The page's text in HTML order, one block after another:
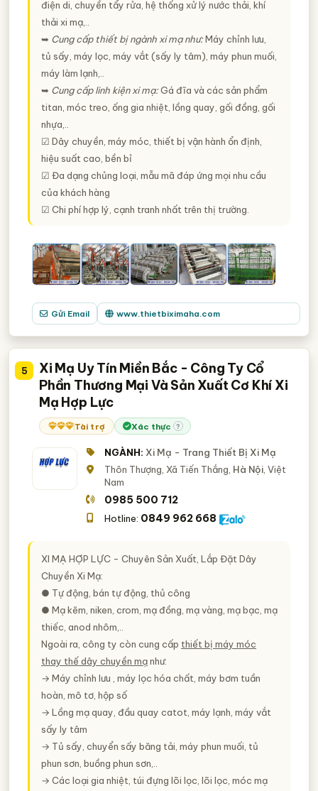
điện di, chuyền tẩy rửa, hệ thống xử lý nước thải, khí
thải xi mạ,..
➥ Cung cấp thiết bị ngành xi mạ như:Máy chỉnh lưu,
tủ sấy, máy lọc, máy vắt (sấy ly tâm), máy phun muối,
máy làm lạnh,..
➥ Cung cấp linh kiện xi mạ:Gá đĩa và các sản phẩm
titan, móc treo, ống gia nhiệt, lồng quay, gối đồng, gối
nhựa,..
☑ Dây chuyền, máy móc, thiết bị vận hành ổn định,
hiệu suất cao, bền bỉ
☑ Đa dạng chủng loại, mẫu mã đáp ứng mọi nhu cầu
của khách hàng
☑ Chi phí hợp lý, cạnh tranh nhất trên thị trường.
Gửi Email www.thietbiximaha.com
5
Xi Mạ Uy Tín Miền Bắc - Công Ty Cổ
Phần Thương Mại Và Sản Xuất Cơ Khí Xi
Mạ Hợp Lực
Tài trợ Xác thực ?
NGÀNH: Xi Mạ - Trang Thiết Bị Xi Mạ
Thôn Thượng, Xã Tiến Thắng, Hà Nội, Việt
Nam
0985 500 712
Hotline: 0849 962 668
XI MẠ HỢP LỰC - Chuyên Sản Xuất, Lắp Đặt Dây
Chuyền Xi Mạ:
● Tự động, bán tự động, thủ công
● Mạ kẽm, niken, crom, mạ đồng, mạ vàng, mạ bạc, mạ
thiếc, anod nhôm,..
Ngoài ra, công ty còn cung cấp thiết bị máy móc
thay thế dây chuyền mạnhư:
→ Máy chỉnh lưu , máy lọc hóa chất, máy bơm tuần
hoàn, mô tơ, hộp số
→ Lồng mạ quay, đầu quay catot, máy lạnh, máy vắt
sấy ly tâm
→ Tủ sấy, chuyển sấy băng tải, máy phun muối, tủ
phun sơn, buồng phun sơn,..
→ Các loại gia nhiệt, túi đựng lõi lọc, lõi lọc, móc mạ